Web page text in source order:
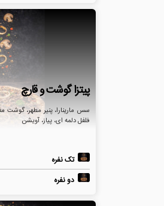
پیتزا گوشت و قارچ
سس مارینارا، پنیر مطهر، گوشت
فلفل دلمه ای، پیاز، آویشن
تک نفره
دو نفره